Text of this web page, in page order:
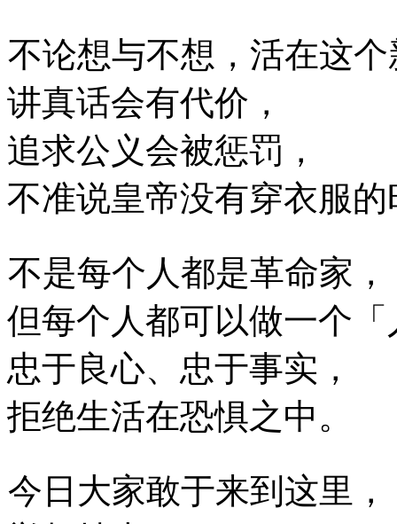
不论想与不想，活在这
讲真话会有代价，
追求公义会被惩罚，
不准说皇帝没有穿衣服的
不是每个人都是革命家，
但每个人都可以做一个「
忠于良心、忠于事实，
拒绝生活在恐惧之中。
今日大家敢于来到这里，